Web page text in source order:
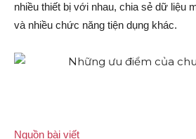
nhiều thiết bị với nhau, chia sẻ dữ liệu
và nhiều chức năng tiện dụng khác.
Nguồn bài viết